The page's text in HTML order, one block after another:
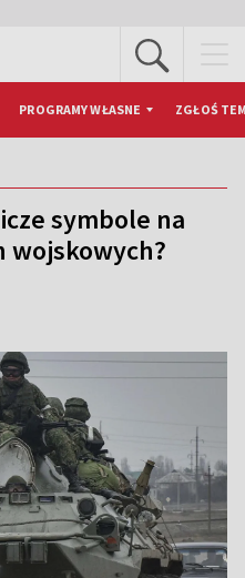
PROGRAMY WŁASNE ZGŁOŚ
symbole na
wojskowych?